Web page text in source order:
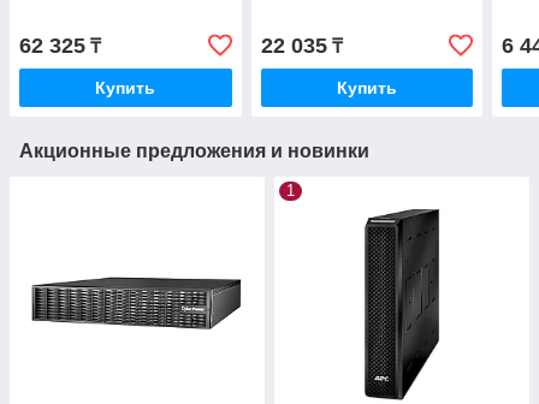
62 325 ₸
Купить
22 035₸
Купить
6
Акционные предложения и новинки
1